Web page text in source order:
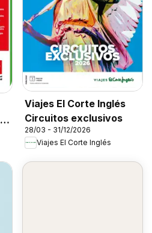
Viajes El Corte Inglés
Circuitos exclusivos
28/03 - 31/12/2026
Viajes El Corte Inglés